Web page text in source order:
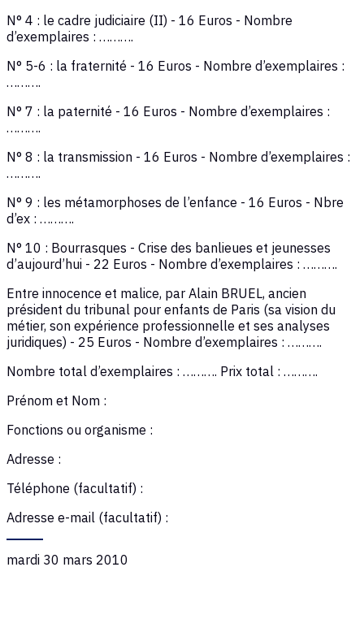
N° 4 : le cadre judiciaire (II) - 16 Euros - Nombre
d’exemplaires : ……….
N° 5-6 : la fraternité - 16 Euros - Nombre d’exemplaires :
……….
N° 7 : la paternité - 16 Euros - Nombre d’exemplaires :
……….
N° 8 : la transmission - 16 Euros - Nombre d’exemplaires :
……….
N° 9 : les métamorphoses de l’enfance - 16 Euros - Nbre
d’ex : ……….
N° 10 : Bourrasques - Crise des banlieues et jeunesses
d’aujourd’hui - 22 Euros - Nombre d’exemplaires : ……….
Entre innocence et malice, par Alain BRUEL, ancien
président du tribunal pour enfants de Paris (sa vision du
métier, son expérience professionnelle et ses analyses
juridiques) - 25 Euros - Nombre d’exemplaires : ……….
Nombre total d’exemplaires : ………. Prix total : ……….
Prénom et Nom :
Fonctions ou organisme :
Adresse :
Téléphone (facultatif) :
Adresse e-mail (facultatif) :
mardi 30 mars 2010